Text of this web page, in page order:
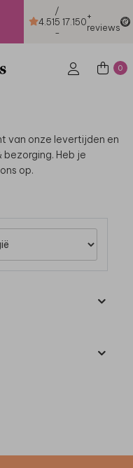
4.51
/
5
-
17.150+
reviews
0
van onze levertijden en
Heb je
op.